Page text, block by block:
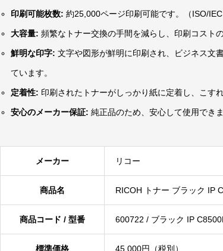
印刷可能枚数: 約25,000ページ印刷可能です。（ISO/IEC
大容量: 頻繁なトナー交換の手間を減らし、印刷コスト
鮮明な印字: 文字や図形が鮮明に印刷され、ビジネス文
ています。
定着性: 印刷されたトナーがしっかり紙に定着し、こす
安心のメーカー保証:純正品のため、安心して使用できま
メーカー リコー
商品名 RICOH トナー ブラック IP
商品コード / 型番 600722 / ブラック IP
標準価格 45,000円（税別）